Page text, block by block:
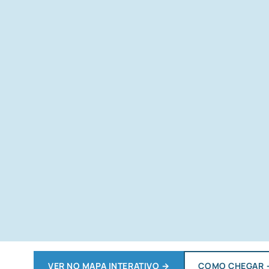
VER NO MAPA INTERATIVO → COMO CHEGAR